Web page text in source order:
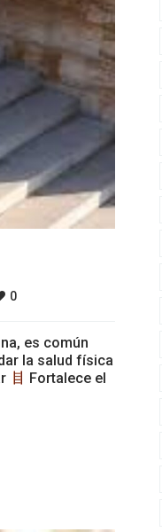
0
es común
la salud física
Fortalece el